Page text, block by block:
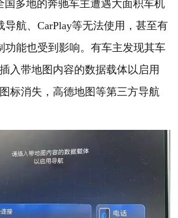
国多地的奔驰车主遭遇大面积车机
导航、CarPlay等无法使用，甚至有
功能也受到影响。有车主发现其车
入带地图内容的数据载体以启用
标消失，高德地图等第三方导航